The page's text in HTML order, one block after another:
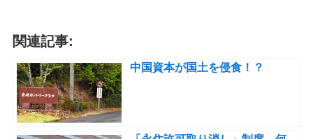
関連記事:
中国資本が国土を侵食！？